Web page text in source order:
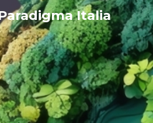
Italia